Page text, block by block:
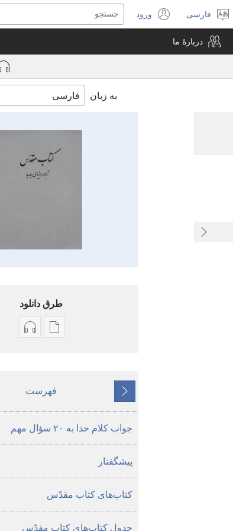
انتخاب
فارسی ورود
(پنجره‌ای
دربارهٔ ما
به زبان
طرق دانلود
گزینۀ
مقدّس
—‏
ترجمهٔ
دنیای
گزینۀ
مقدّس
—‏
ترجمهٔ
جدید
قبلی
فهرست
جواب کلام خدا به ۲۰ سؤال مهم
پیشگفتار
کتاب‌های کتاب مقدّس
جدول کتاب‌های کتاب مقدّس